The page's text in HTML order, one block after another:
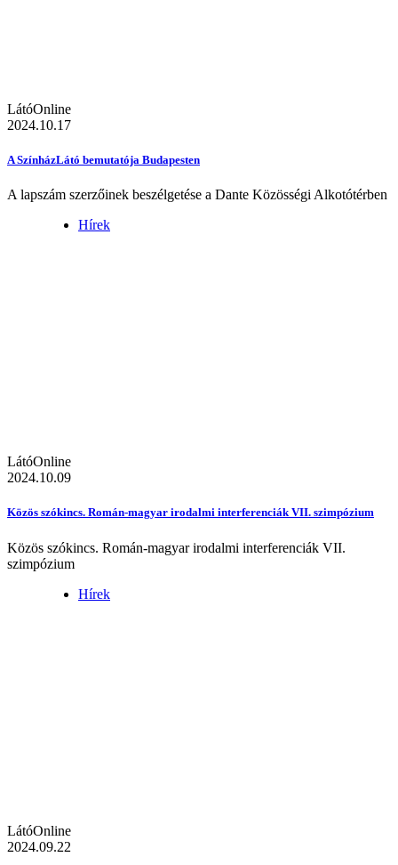
LátóOnline
2024.10.17
A SzínházLátó bemutatója Budapesten
A lapszám szerzőinek beszélgetése a Dante Közösségi Alkotótérben
Hírek
LátóOnline
2024.10.09
Közös szókincs. Román-magyar irodalmi interferenciák VII. szimpózium
Közös szókincs. Román-magyar irodalmi interferenciák VII.
szimpózium
Hírek
LátóOnline
2024.09.22